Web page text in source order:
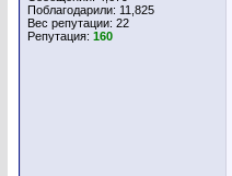
Поблагодарили: 11,825
Вес репутации: 22
Репутация: 160